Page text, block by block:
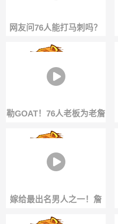
网友问76人能打马刺吗？
大史：东部队不研究西部
...
勒GOAT！76人老板为老詹
加盟兴奋不已：他相信我
们有争冠实力
嫁给最出名男人之一！詹
嫂：詹姆斯有一点特别好